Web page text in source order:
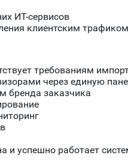
ИТ-сервисов
клиентским трафиком
требованиям
через единую
бренда заказчика
и успешно работает